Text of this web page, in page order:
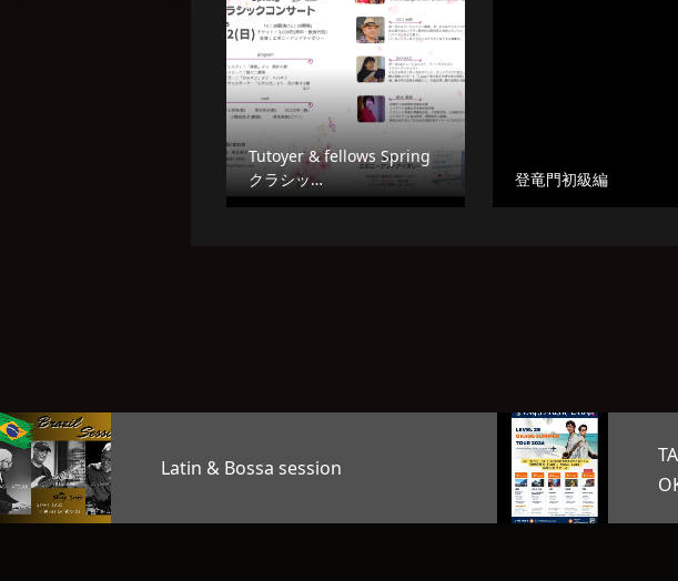
Tutoyer & fellows Spring
クラシッ…
登竜門初級編
TAG’S MUSIC LAB LEVEL25